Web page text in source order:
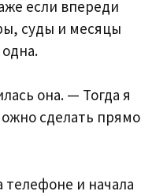
если впереди
суды и месяцы
она. — Тогда я
сделать прямо
и начала